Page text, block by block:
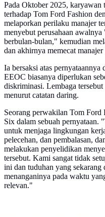
Pada Oktober 2025, karyawan
terhadap Tom Ford Fashion
melaporkan perilaku manajer
menyebut perusahaan
berbulan-bulan," kemudian
dan akhirnya memecat manajer
Ia bersaksi atas
EEOC biasanya diperlukan
diskriminasi. Lembaga
menurut catatan daring.
Seorang perwakilan Tom Ford
Six dalam sebuah pernyataan.
untuk menjaga lingkungan
pelecehan, dan pembalasan,
melakukan penyelidikan
tersebut. Kami sangat tidak
ini dan tuduhan yang
menanganinya pada waktu
relevan."